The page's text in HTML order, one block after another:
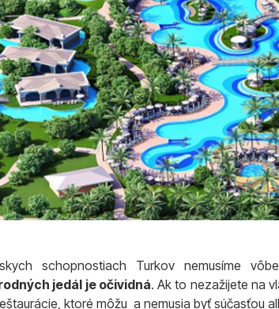
schopnostiach Turkov nemusíme
jedál je očividná. Ak to nezažijete na
ktoré môžu a nemusia byť súčasťou